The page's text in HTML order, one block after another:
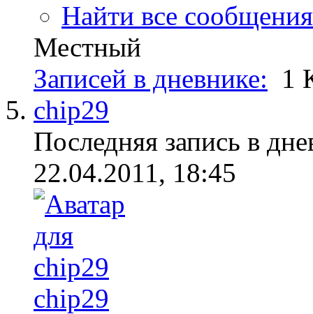
Найти все
Местный
Записей в дневнике: 1
chip29
Последняя запись в
22.04.2011, 18:45
chip29